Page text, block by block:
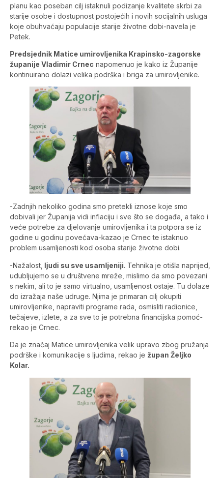
planu kao poseban cilj istaknuli podizanje kvalitete skrbi za
starije osobe i dostupnost postojećih i novih socijalnih usluga
koje obuhvaćaju populacije starije životne dobi-navela je
Petek.
Predsjednik Matice umirovljenika Krapinsko-zagorske
županije Vladimir Crnec napomenuo je kako iz Županije
kontinuirano dolazi velika podrška i briga za umirovljenike.
-Zadnjih nekoliko godina smo pretekli iznose koje smo
dobivali jer Županija vidi inflaciju i sve što se događa, a tako i
veće potrebe za djelovanje umirovljenika i ta potpora se iz
godine u godinu povećava-kazao je Crnec te istaknuo
problem usamljenosti kod osoba starije životne dobi.
-Nažalost, ljudi su sve usamljeniji. Tehnika je otišla naprijed,
udubljujemo se u društvene mreže, mislimo da smo povezani
s nekim, ali to je samo virtualno, usamljenost ostaje. Tu dolaze
do izražaja naše udruge. Njima je primaran cilj okupiti
umirovljenike, napraviti programe rada, osmisliti radionice,
tečajeve, izlete, a za sve to je potrebna financijska pomoć-
rekao je Crnec.
Da je značaj Matice umirovljenika velik upravo zbog pružanja
podrške i komunikacije s ljudima, rekao je župan Željko
Kolar.